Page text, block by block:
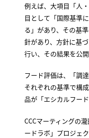
例えば、大項目「人
目として「国際基準
る」があり、その基
針があり、方針に基
行い、その結果を公
フード評価は、「調
それぞれの基準で構
品が「エシカルフード
CCCマーティングの
ードラボ」プロジェ